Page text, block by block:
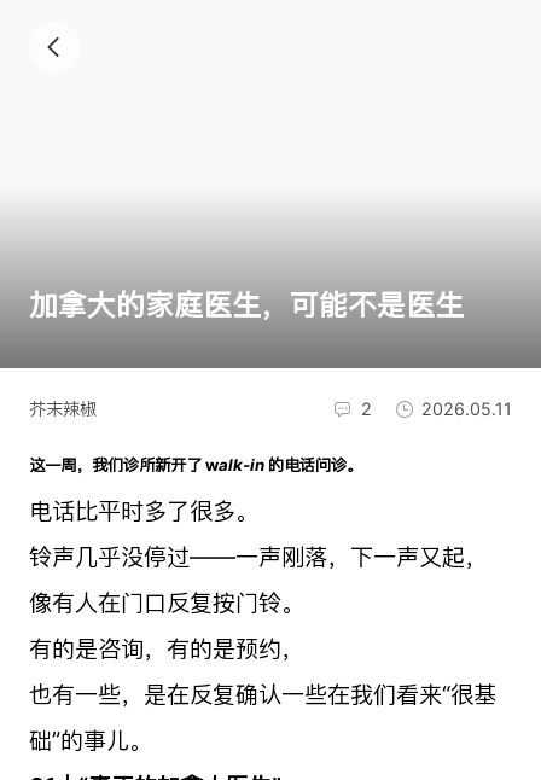
加拿大的家庭医生，可能不是医生
芥末辣椒 2 2026.05.11
这一周，我们诊所新开了 walk‑in的电话问诊。
电话比平时多了很多。
铃声几乎没停过——一声刚落，下一声又起，
像有人在门口反复按门铃。
有的是咨询，有的是预约，
也有一些，是在反复确认一些在我们看来“很基
础”的事儿。